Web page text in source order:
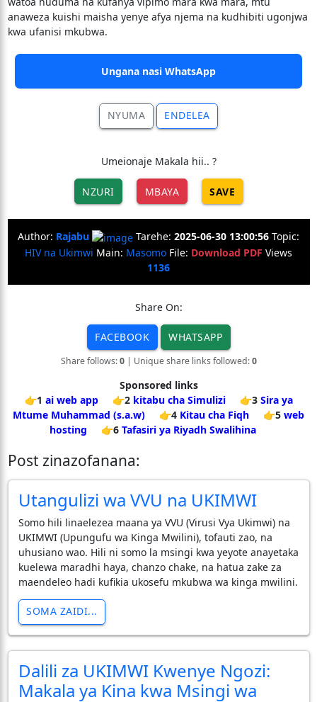
anaweza kuishi maisha yenye afya njema na kudhibiti ugonjwa
kwa ufanisi mkubwa.
Ungana nasi WhatsApp
NYUMA ENDELEA
Umeionaje Makala hii.. ?
NZURI MBAYA SAVE
Author: Rajabu Tarehe: 2025-06-30 13:00:56 Topic:
HIV na Ukimwi Main: Masomo File: Download PDF Views
1136
Share On:
FACEBOOK WHATSAPP
Share follows:0| Unique share links followed:0
Sponsored links
👉1 ai web app 👉2 kitabu cha Simulizi 👉3 Sira ya
Mtume Muhammad (s.a.w)
👉4 Kitau cha Fiqh 👉5 web
hosting
👉6 Tafasiri ya Riyadh Swalihina
Post zinazofanana:
Utangulizi wa VVU na UKIMWI
Somo hili linaelezea maana ya VVU (Virusi Vya Ukimwi) na
UKIMWI (Upungufu wa Kinga Mwilini), tofauti zao, na
uhusiano wao. Hili ni somo la msingi kwa yeyote anayetaka
kuelewa maradhi haya, chanzo chake, na hatua zake za
maendeleo hadi kufikia ukosefu mkubwa wa kinga mwilini.
SOMA ZAIDI...
Dalili za UKIMWI Kwenye Ngozi:
Makala ya Kina kwa Msingi wa